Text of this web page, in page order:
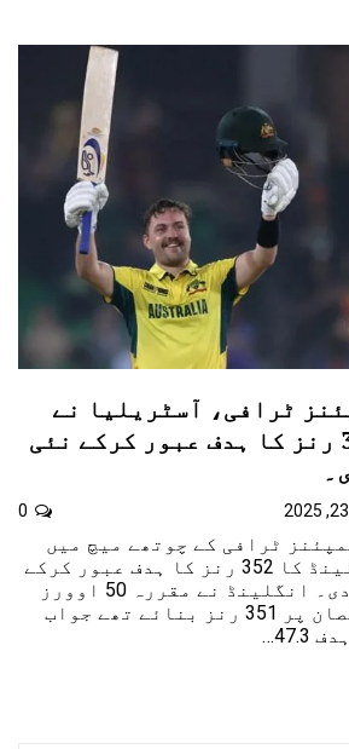
ٹرافی، آسٹریلیا نے
انگلینڈ کا 352 رنز کا ہدف عبور کرکے نئی
ٹرافی کے چوتھے میچ میں
آسٹریلیا نے انگلینڈ کا 352 رنز کا ہدف عبور کرکے
نئی تاریخ رقم کردی۔ انگلینڈ نے مقررہ 50 اوورز
میں 8 وکٹوں کے نقصان پر 351 رنز بنائے تھے جواب